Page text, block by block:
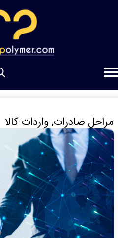
سفارشات
خروج از حساب کاربری
مراحل صادرات, واردات کالا